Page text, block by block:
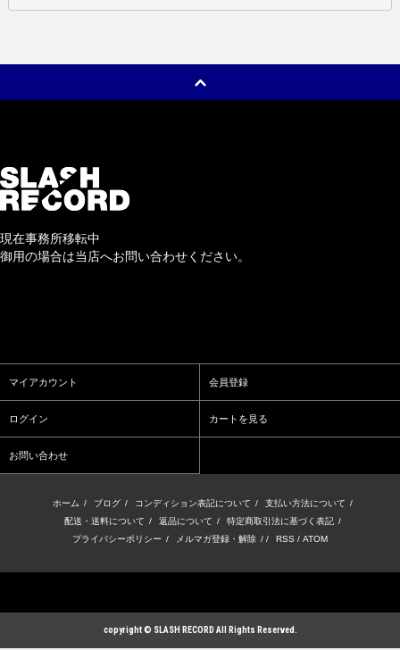
現在事務所移転中
御用の場合は当店へお問い合わせください。
マイアカウント 会員登録
ログイン カートを見る
お問い合わせ
ホーム / ブログ / コンディション表記について / 支払い方法について /
配送・送料について / 返品について / 特定商取引法に基づく表記 /
プライバシーポリシー / メルマガ登録・解除 / / RSS / ATOM
copyright © SLASH RECORD All Rights Reserved.